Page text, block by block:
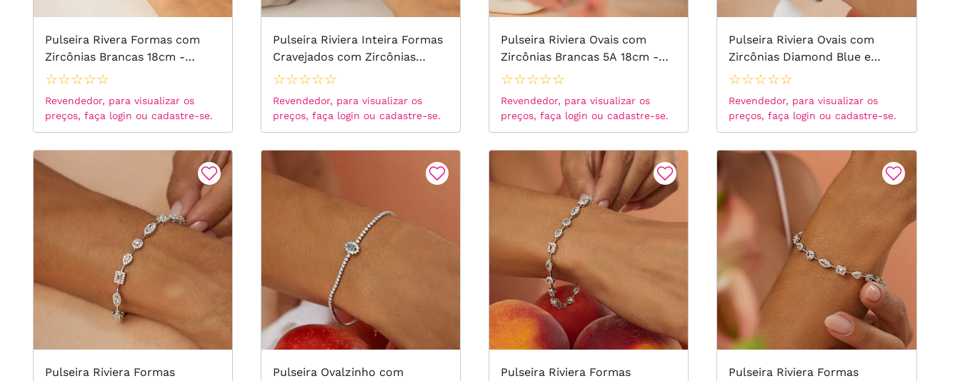
Pulseira Rivera Formas com
Zircônias Brancas 18cm -
Banho de Ouro 18k
☆☆☆☆☆
Revendedor, para visualizar os
preços, faça login ou cadastre-se.
Pulseira Riviera Inteira Formas
Cravejados com Zircônias
Crushed Ice Cutting Light
Brancas 18cm - Prata 925
☆☆☆☆☆
Revendedor, para visualizar os
preços, faça login ou cadastre-se.
Pulseira Riviera Ovais com
Zircônias Brancas 5A 18cm -
Prata 925
☆☆☆☆☆
Revendedor, para visualizar os
preços, faça login ou cadastre-se.
Pulseira Riviera Ovais com
Zircônias Diamond Blue e
Zircônias Brancas 18cm - Prata
☆☆☆☆☆
Revendedor, para visualizar os
preços, faça login ou cadastre-se.
Pulseira Riviera Formas
Pulseira Ovalzinho com
Pulseira Riviera Formas
Pulseira Riviera Formas